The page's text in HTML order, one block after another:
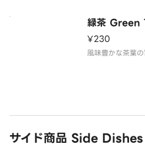
緑茶 Green
¥230
風味豊かな茶葉の
サイド商品 Side Dishes